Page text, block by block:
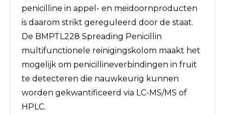
penicilline in appel- en meidoornproducten
is daarom strikt gereguleerd door de staat.
De BMPTL228 Spreading Penicillin
multifunctionele reinigingskolom maakt het
mogelijk om penicillineverbindingen in fruit
te detecteren die nauwkeurig kunnen
worden gekwantificeerd via LC-MS/MS of
HPLC.